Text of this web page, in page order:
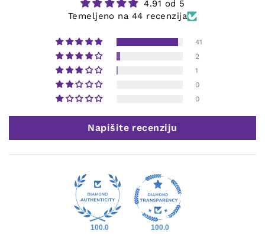
4.91 od 5
Temeljeno na 44 recenzija
41
2
1
0
0
Napišite recenziju
100.0 100.0